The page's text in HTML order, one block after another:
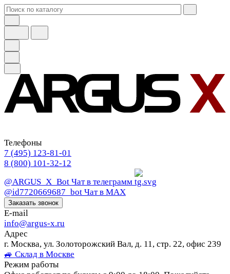
Телефоны
7 (495) 123-81-01
8 (800) 101-32-12
@ARGUS_X_Bot Чат в телеграмм
@id7720669687_bot Чат в МАХ
Заказать звонок
E-mail
info@argus-x.ru
Адрес
г. Москва, ул. Золоторожский Вал, д. 11, стр. 22, офис 239
🚙 Склад в Москве
Режим работы